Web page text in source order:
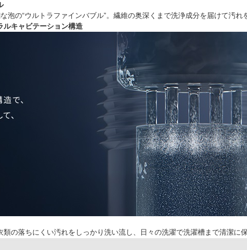
泡の“ウルトラファインバブル”。繊維の奥深くまで洗浄成分を届けて汚れ
ルキャビテーション構造
の落ちにくい汚れをしっかり洗い流し、日々の洗濯で洗濯槽まで清潔に保